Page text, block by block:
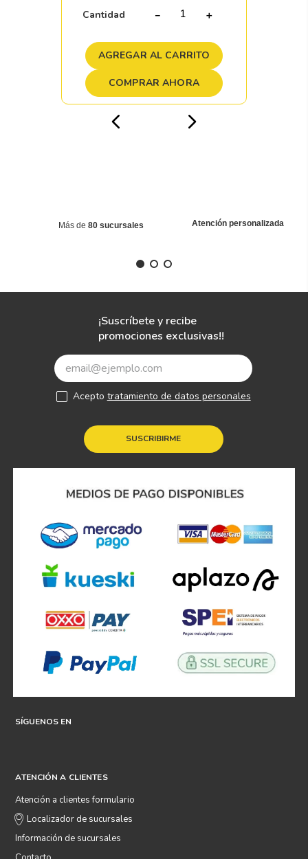
Cantidad ＋
－
AGREGAR AL CARRITO
COMPRAR AHORA
Más de 80 sucursales Atención personalizada
¡Suscríbete y recibe
promociones exclusivas!!
SUSCRIBIRME
Acepto tratamiento de datos personales
SÍGUENOS EN
ATENCIÓN A CLIENTES
Atención a clientes formulario
Localizador de sucursales
Información de sucursales